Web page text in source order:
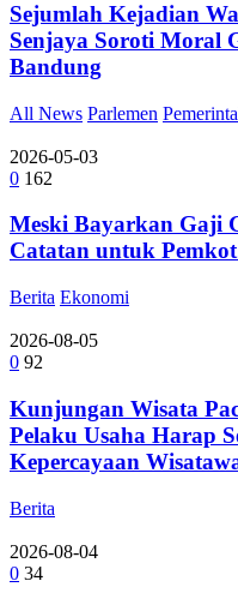
Sejumlah Kejadian
Senjaya Soroti Moral
Bandung
All News Parlemen
2026-05-03
0 162
Meski Bayarkan Gaji
Catatan untuk
Berita Ekonomi
2026-08-05
0 92
Kunjungan Wisata
Pelaku Usaha Harap
Kepercayaan
Berita
2026-08-04
0 34